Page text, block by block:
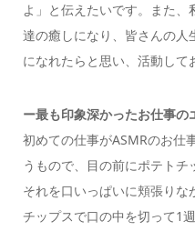
よ」と伝えたいです。 また、
達の癒しになり、皆さんの
になれたらと思い、活動して
ー最も印象深かったお仕事の
初めての仕事がASMRのお仕
うもので、目の前にポテトチ
それを口いっぱいに頬張りな
チップスで口の中を切って1